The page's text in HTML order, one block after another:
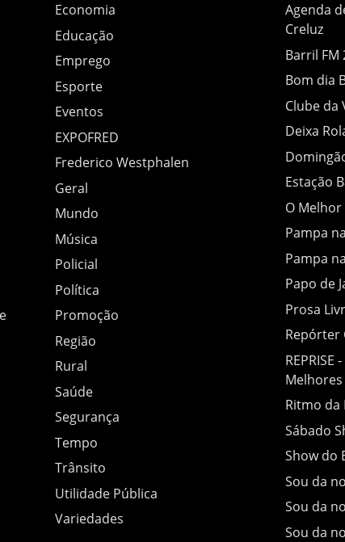
Economia
Educação
Emprego
Esporte
Eventos
EXPOFRED
Frederico Westphalen
Geral
Mundo
Música
Policial
Política
Promoção
Região
Rural
Saúde
Segurança
Tempo
Trânsito
Utilidade Pública
Variedades
Agenda
Creluz
Barril FM
Bom dia
Clube da
Deixa
Estação
O
Pampa
Pampa
Papo de
Prosa
Repórter
REPRISE
Ritmo da
Sábado
Show do
Sou da
Sou da
Sou da